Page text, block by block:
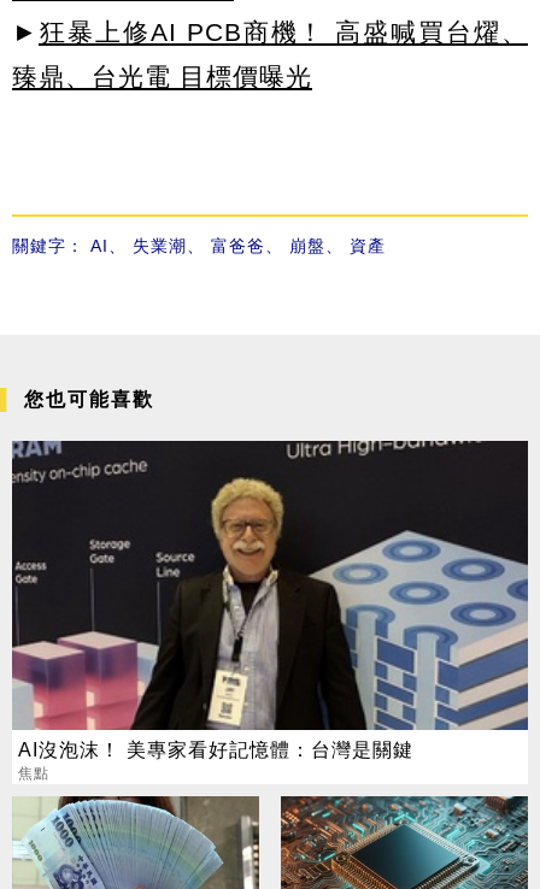
► 狂暴上修AI PCB商機！ 高盛喊買台燿、
臻鼎、台光電 目標價曝光
關鍵字： AI 失業潮 富爸爸 崩盤 資產
您也可能喜歡
AI沒泡沫！ 美專家看好記憶體：台灣是關鍵
焦點